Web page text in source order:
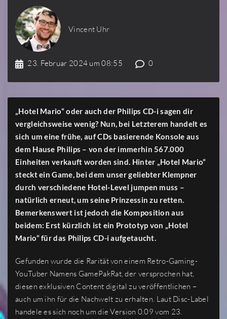
Vincent Uhr
23. Februar 2024 um 08:55 0
„Hotel Mario“ oder auch der Philips CD-i sagen dir
vergleichsweise wenig? Nun, bei Letzterem handelt es
sich um eine frühe, auf CDs basierende Konsole aus
dem Hause Philips – von der immerhin 567.000
Einheiten verkauft worden sind. Hinter „Hotel Mario“
steckt ein Game, bei dem unser geliebter Klempner
durch verschiedene Hotel-Level jumpen muss –
natürlich erneut, um seine Prinzessin zu retten.
Bemerkenswert ist jedoch die Komposition aus
beidem: Erst kürzlich ist ein Prototyp von „Hotel
Mario“ für das Philips CD-i aufgetaucht.
Gefunden wurde die Rarität von einem Retro-Gaming-
YouTuber Namens GamePakRat, der versprochen hat,
diesen exklusiven Content digital zu veröffentlichen –
auch um ihn für die Nachwelt zu erhalten. Laut Disc-Label
handele es sich noch um die Version 0.09 vom 23.